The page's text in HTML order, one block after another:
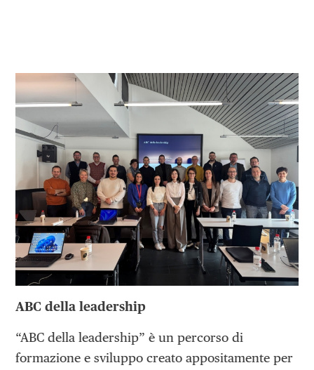
ABC della leadership
“ABC della leadership” è un percorso di
formazione e sviluppo creato appositamente per